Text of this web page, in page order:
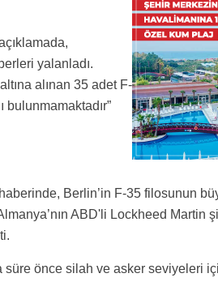
yalanladı.
alınan 35 adet F-
bulunmamaktadır”
Berlin’in F-35 filosunun
ABD'li Lockheed Martin
süre önce silah ve asker seviyeleri